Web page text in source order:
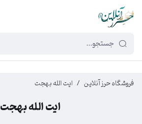
449f43cf-3da2-4422-bb12-2566cb5b8b05
فروشگاه حرز آنلاین / ایت الله بهجت
ایت الله بهجت